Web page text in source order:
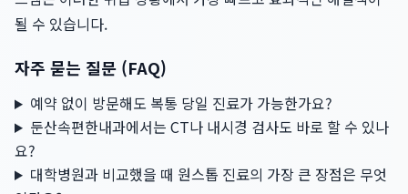
될 수 있습니다.
자주 묻는 질문 (FAQ)
예약 없이 방문해도 복통 당일 진료가 가능한가요?
둔산속편한내과에서는 CT나 내시경 검사도 바로 할 수 있나
요?
대학병원과 비교했을 때 원스톱 진료의 가장 큰 장점은 무엇